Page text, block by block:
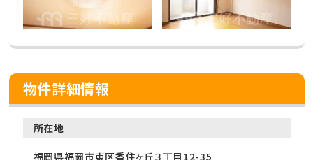
物件詳細情報
所在地
福岡県福岡市東区香住ヶ丘３丁目12-35